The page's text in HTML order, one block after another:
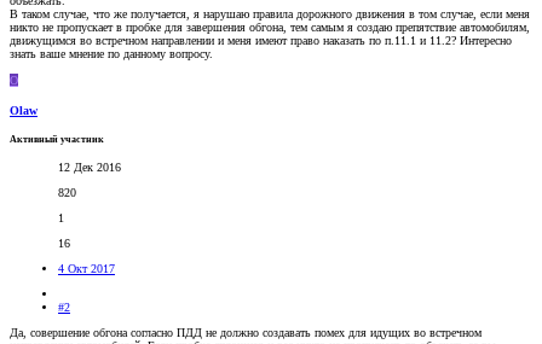
В таком случае, что же получается, я нарушаю правила дорожного движения в том случае, если меня
никто не пропускает в пробке для завершения обгона, тем самым я создаю препятствие автомобилям,
движущимся во встречном направлении и меня имеют право наказать по п.11.1 и 11.2? Интересно
знать ваше мнение по данному вопросу.
O
Olaw
Активный участник
12 Дек 2016
820
1
16
4 Окт 2017
#2
Да, совершение обгона согласно ПДД не должно создавать помех для идущих во встречном